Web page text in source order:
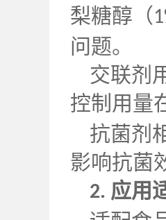
梨糖醇（
问题。
交联剂
控制用量
抗菌剂
影响抗菌
2. 应用